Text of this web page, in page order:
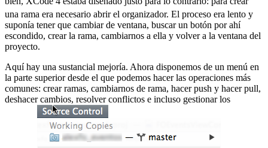
una rama era necesario abrir el organizador. El proceso era lento y
suponía tener que cambiar de ventana, buscar un botón por ahí
escondido, crear la rama, cambiarnos a ella y volver a la ventana del
proyecto.
Aquí hay una sustancial mejoría. Ahora disponemos de un menú en
la parte superior desde el que podemos hacer las operaciones más
comunes: crear ramas, cambiarnos de rama, hacer push y hacer pull,
deshacer cambios, resolver conflictos e incluso gestionar los